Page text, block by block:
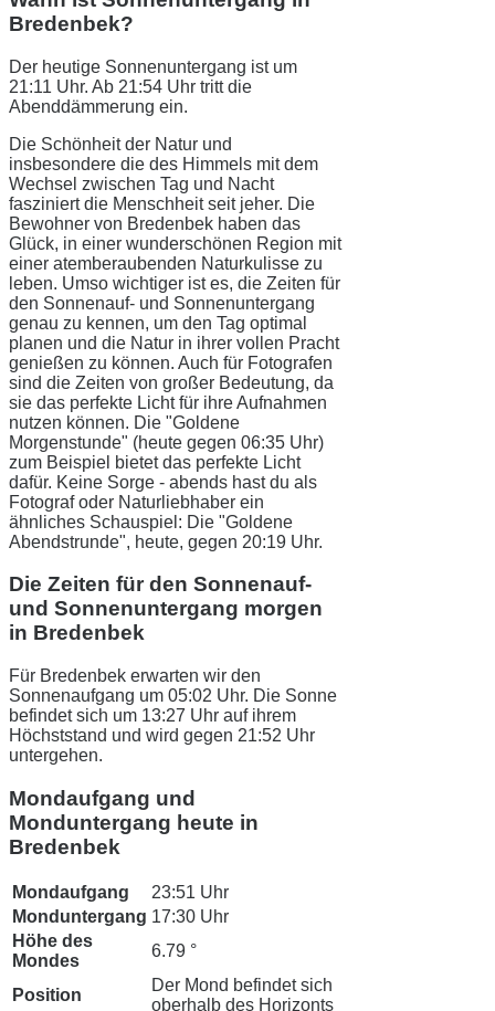
Bredenbek?
Der heutige Sonnenuntergang ist um
21:11 Uhr. Ab 21:54 Uhr tritt die
Abenddämmerung ein.
Die Schönheit der Natur und
insbesondere die des Himmels mit dem
Wechsel zwischen Tag und Nacht
fasziniert die Menschheit seit jeher. Die
Bewohner von Bredenbek haben das
Glück, in einer wunderschönen Region mit
einer atemberaubenden Naturkulisse zu
leben. Umso wichtiger ist es, die Zeiten für
den Sonnenauf- und Sonnenuntergang
genau zu kennen, um den Tag optimal
planen und die Natur in ihrer vollen Pracht
genießen zu können. Auch für Fotografen
sind die Zeiten von großer Bedeutung, da
sie das perfekte Licht für ihre Aufnahmen
nutzen können. Die "Goldene
Morgenstunde" (heute gegen 06:35 Uhr)
zum Beispiel bietet das perfekte Licht
dafür. Keine Sorge - abends hast du als
Fotograf oder Naturliebhaber ein
ähnliches Schauspiel: Die "Goldene
Abendstrunde", heute, gegen 20:19 Uhr.
Die Zeiten für den Sonnenauf-
und Sonnenuntergang morgen
in Bredenbek
Für Bredenbek erwarten wir den
Sonnenaufgang um 05:02 Uhr. Die Sonne
befindet sich um 13:27 Uhr auf ihrem
Höchststand und wird gegen 21:52 Uhr
untergehen.
Mondaufgang und
Monduntergang heute in
Bredenbek
Mondaufgang
23:51 Uhr
Monduntergang 17:30 Uhr
Höhe des
Mondes
6.79 °
Position
Der Mond befindet sich
oberhalb des Horizonts